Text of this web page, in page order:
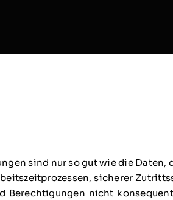
sind nur so gut wie die
sicherer
Berechtigungen nicht